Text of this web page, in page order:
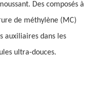
Des composés à
de méthylène (MC)
auxiliaires dans les
ultra-douces.